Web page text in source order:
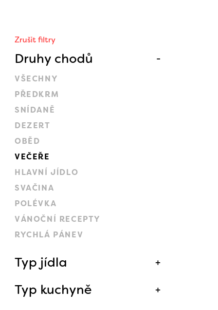
Zrušit filtry
Druhy chodů
VŠECHNY
PŘEDKRM
SNÍDANĚ
DEZERT
OBĚD
VEČEŘE
HLAVNÍ JÍDLO
SVAČINA
POLÉVKA
VÁNOČNÍ RECEPTY
RYCHLÁ PÁNEV
Typ jídla
Typ kuchyně